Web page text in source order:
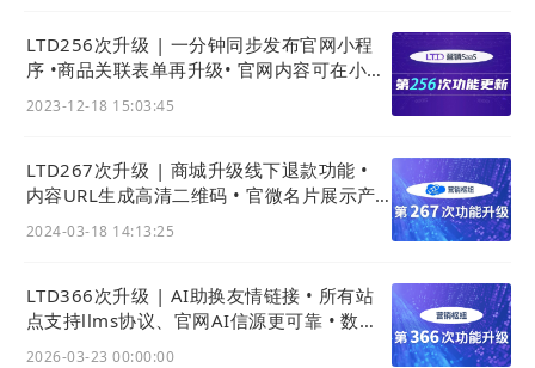
LTD256次升级 | 一分钟同步发布官网小程
序 •商品关联表单再升级• 官网内容可在小程
2023-12-18 15:03:45
LTD267次升级 | 商城升级线下退款功能 •
内容URL生成高清二维码 • 官微名片展示产
2024-03-18 14:13:25
LTD366次升级 | AI助换友情链接 • 所有站
点支持llms协议、官网AI信源更可靠 • 数据
2026-03-23 00:00:00